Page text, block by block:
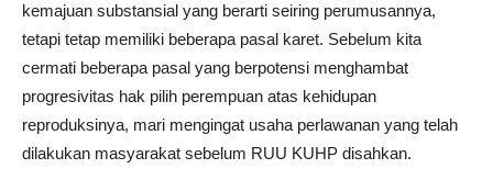
kemajuan substansial yang berarti seiring perumusannya,
tetapi tetap memiliki beberapa pasal karet. Sebelum kita
cermati beberapa pasal yang berpotensi menghambat
progresivitas hak pilih perempuan atas kehidupan
reproduksinya, mari mengingat usaha perlawanan yang telah
dilakukan masyarakat sebelum RUU KUHP disahkan.